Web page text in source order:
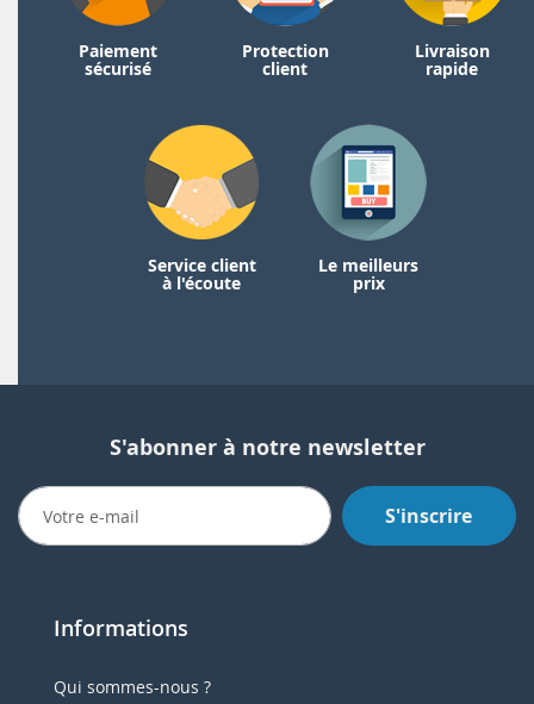
Paiement
sécurisé
Protection
client
Livraison
rapide
Service client
à l'écoute
Le meilleurs
prix
S'abonner à notre newsletter
S'inscrire
Informations
Qui sommes-nous ?